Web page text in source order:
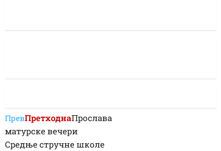
ПревПретходнаПрослава
матурске вечери
Средње стручне школе